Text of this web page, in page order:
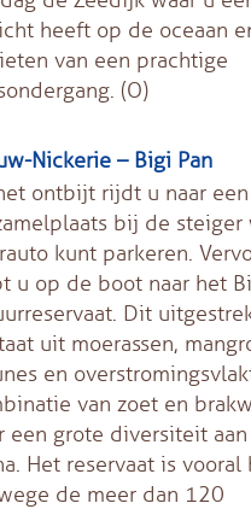
heeft op de oceaan
van een prachtige
(O)
Nickerie – Bigi Pan
ontbijt rijdt u naar een
bij de steiger
kunt parkeren.
u op de boot naar het
Dit
uit moerassen,
en
van zoet en
een grote diversiteit
Het reservaat is vooral
de meer dan 120